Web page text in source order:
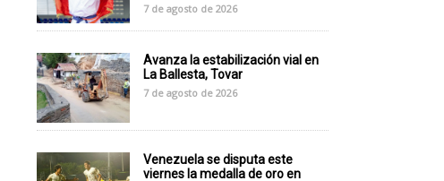
7 de agosto de 2026
Avanza la estabilización vial en
La Ballesta, Tovar
7 de agosto de 2026
Venezuela se disputa este
viernes la medalla de oro en